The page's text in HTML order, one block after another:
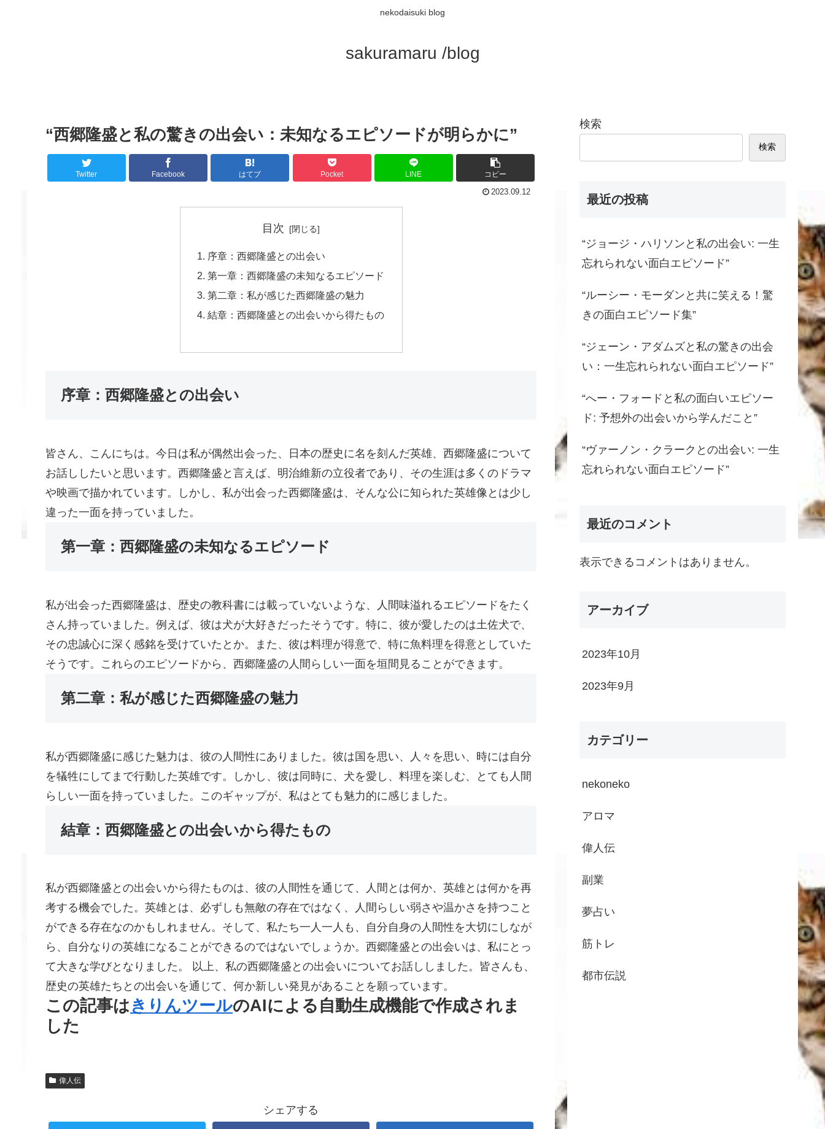
nekodaisuki blog
sakuramaru /blog
“西郷隆盛と私の驚きの出会い：未知なるエピソードが明らかに”
Twitter Facebook はてブ Pocket LINE コピー
2023.09.12
目次
序章：西郷隆盛との出会い
第一章：西郷隆盛の未知なるエピソード
第二章：私が感じた西郷隆盛の魅力
結章：西郷隆盛との出会いから得たもの
序章：西郷隆盛との出会い
皆さん、こんにちは。今日は私が偶然出会った、日本の歴史に名を刻んだ英雄、西郷隆盛について
お話ししたいと思います。西郷隆盛と言えば、明治維新の立役者であり、その生涯は多くのドラマ
や映画で描かれています。しかし、私が出会った西郷隆盛は、そんな公に知られた英雄像とは少し
違った一面を持っていました。
第一章：西郷隆盛の未知なるエピソード
私が出会った西郷隆盛は、歴史の教科書には載っていないような、人間味溢れるエピソードをたく
さん持っていました。例えば、彼は犬が大好きだったそうです。特に、彼が愛したのは土佐犬で、
その忠誠心に深く感銘を受けていたとか。また、彼は料理が得意で、特に魚料理を得意としていた
そうです。これらのエピソードから、西郷隆盛の人間らしい一面を垣間見ることができます。
第二章：私が感じた西郷隆盛の魅力
私が西郷隆盛に感じた魅力は、彼の人間性にありました。彼は国を思い、人々を思い、時には自分
を犠牲にしてまで行動した英雄です。しかし、彼は同時に、犬を愛し、料理を楽しむ、とても人間
らしい一面を持っていました。このギャップが、私はとても魅力的に感じました。
結章：西郷隆盛との出会いから得たもの
私が西郷隆盛との出会いから得たものは、彼の人間性を通じて、人間とは何か、英雄とは何かを再
考する機会でした。英雄とは、必ずしも無敵の存在ではなく、人間らしい弱さや温かさを持つこと
ができる存在なのかもしれません。そして、私たち一人一人も、自分自身の人間性を大切にしなが
ら、自分なりの英雄になることができるのではないでしょうか。西郷隆盛との出会いは、私にとっ
て大きな学びとなりました。 以上、私の西郷隆盛との出会いについてお話ししました。皆さんも、
歴史の英雄たちとの出会いを通じて、何か新しい発見があることを願っています。
この記事は きりんツールのAIによる自動生成機能で作成されま
した
偉人伝
シェアする
検索
検索
最近の投稿
“ジョージ・ハリソンと私の出会い: 一生
忘れられない面白エピソード”
“ルーシー・モーダンと共に笑える！驚
きの面白エピソード集”
“ジェーン・アダムズと私の驚きの出会
い：一生忘れられない面白エピソード”
“へー・フォードと私の面白いエピソー
ド: 予想外の出会いから学んだこと”
“ヴァーノン・クラークとの出会い: 一生
忘れられない面白エピソード”
最近のコメント
表示できるコメントはありません。
アーカイブ
2023年10月
2023年9月
カテゴリー
nekoneko
アロマ
偉人伝
副業
夢占い
筋トレ
都市伝説